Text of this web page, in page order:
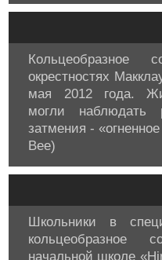
Кольцеобразное
окрестностях
мая 2012 года.
могли наблюдать
затмения -
Bee)
Школьники в
кольцеобразное
начальной школе